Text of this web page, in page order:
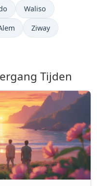
Waliso
Ziway
Tijden